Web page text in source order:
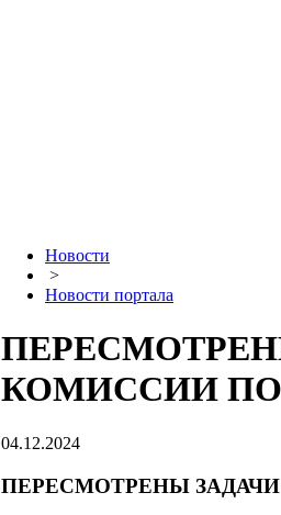
Новости
>
Новости портала
КОМИССИИ
04.12.2024
ПЕРЕСМОТРЕНЫ